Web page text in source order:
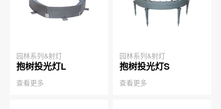
园林系列&射灯
抱树投光灯L
查看更多
园林系列&射灯
抱树投光灯S
查看更多